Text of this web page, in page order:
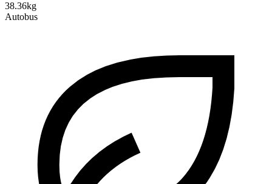
38.36kg
Autobus